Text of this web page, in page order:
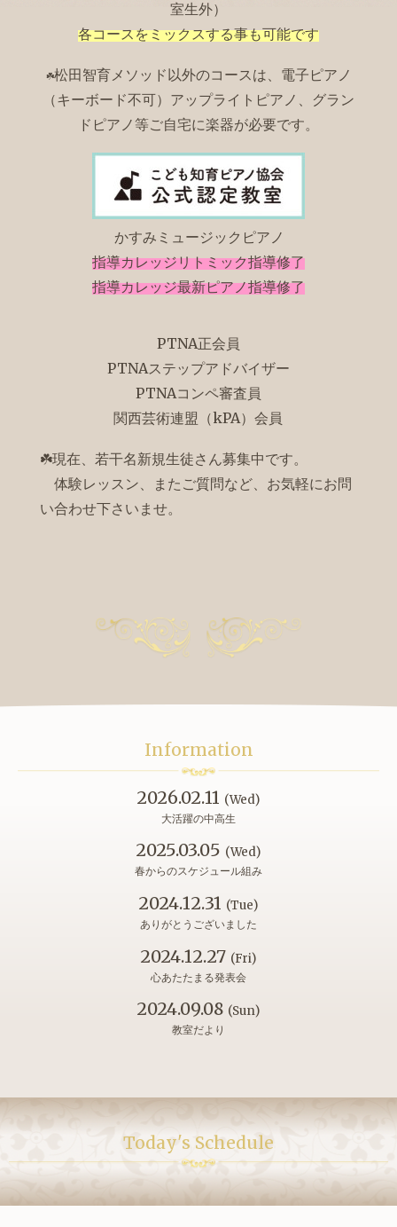
室生外）
各コースをミックスする事も可能です
☘️松田智育メソッド以外のコースは、 電子ピアノ
（キーボード不可）アップライトピアノ、グラン
ドピアノ等ご自宅に楽器が必要です。
かすみミュージックピアノ
指導カレッジリトミック指導修了
指導カレッジ最新ピアノ指導修了
PTNA正会員
PTNAステップアドバイザー
PTNAコンペ審査員
関西芸術連盟（kPA）会員
☘️現在、若干名新規生徒さん募集中です。
体験レッスン、またご質問など、お気軽にお問
い合わせ下さいませ。
Information
2026.02.11 (Wed)
大活躍の中高生
2025.03.05 (Wed)
春からのスケジュール組み
2024.12.31 (Tue)
ありがとうございました
2024.12.27 (Fri)
心あたたまる発表会
2024.09.08 (Sun)
教室だより
Today's Schedule